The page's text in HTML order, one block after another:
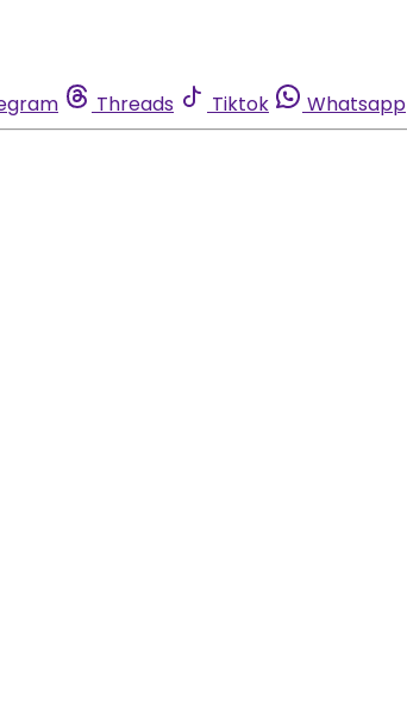
Threads Tiktok Whatsapp